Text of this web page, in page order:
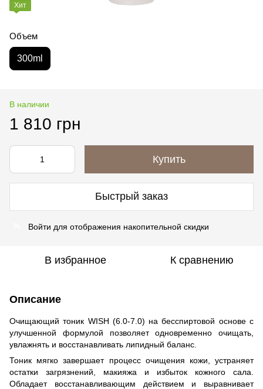
Хит
Объем
300ml
В наличии
1 810 грн
Купить
Быстрый заказ
Войти для отображения накопительной скидки
В избранное К сравнению
Описание
Очищающий тоник WISH (6.0-7.0) на бесспиртовой основе с
улучшенной формулой позволяет одновременно очищать,
увлажнять и восстанавливать липидный баланс.
Тоник мягко завершает процесс очищения кожи, устраняет
остатки загрязнений, макияжа и избыток кожного сала.
Обладает восстанавливающим действием и выравнивает